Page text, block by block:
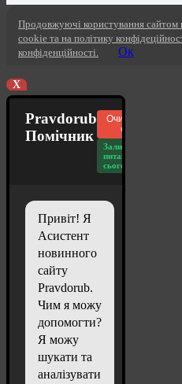
Продовжуючі користування сайтом
cookie та на політику
конфіденційності.
Ок
X
Pravdorub
Помічник
Очистити
чат
Залишилось
питань
сьогодні: 20
Привіт! Я
Асистент
новинного
сайту
Pravdorub.
Чим я можу
допомогти?
Я можу
шукати та
аналізувати